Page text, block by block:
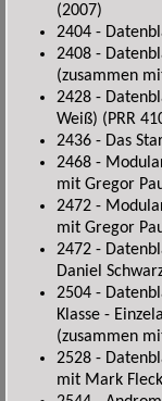
(2007)
2404 -
2408 -
(zusammen
2428 -
Weiß) (PRR
2436 - Das
2468 -
mit Gregor
2472 -
mit Gregor
2472 -
Daniel
2504 -
Klasse -
(zusammen
2528 -
mit Mark